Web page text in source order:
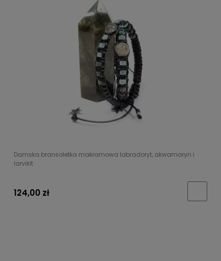
Damska bransoletka makramowa labradoryt, akwamaryn i
larvikit
124,00 zł